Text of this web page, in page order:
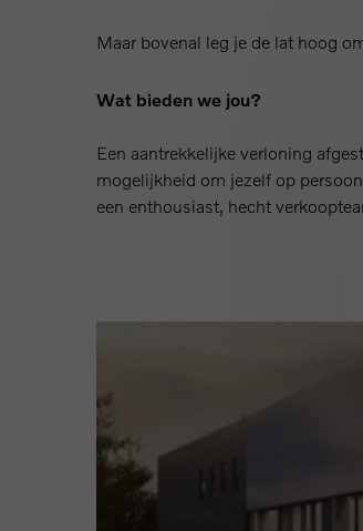
Maar bovenal leg je de lat hoog
Wat bieden we jou?
Een aantrekkelijke verloning
mogelijkheid om jezelf op
een enthousiast, hecht